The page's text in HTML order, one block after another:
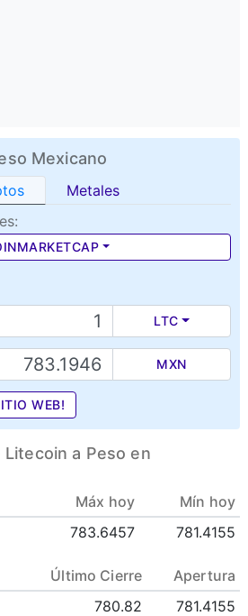
Mexicano
Metales
LTC
MXN
WEB!
a Peso en
Máx hoy
Mín hoy
783.6457 781.4155
Último Cierre
Apertura
780.82 781.4155